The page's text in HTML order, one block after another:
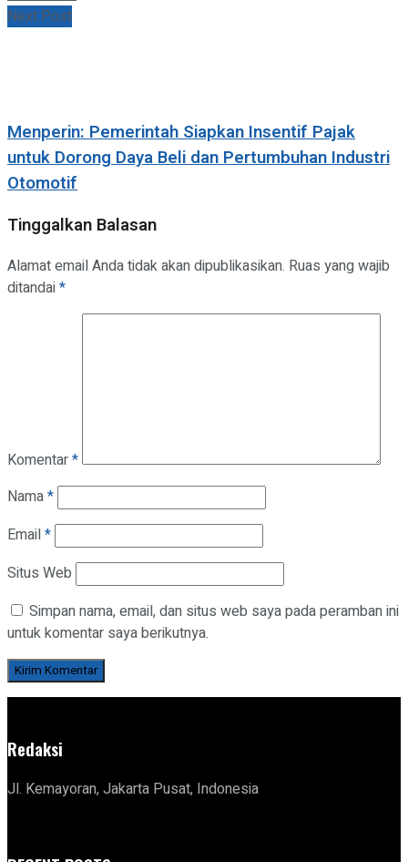
Next Post
Menperin: Pemerintah Siapkan Insentif Pajak
untuk Dorong Daya Beli dan Pertumbuhan Industri
Otomotif
Tinggalkan Balasan
Alamat email Anda tidak akan dipublikasikan. Ruas yang wajib
ditandai*
Komentar*
Nama*
Email*
Situs Web
Simpan nama, email, dan situs web saya pada peramban ini
untuk komentar saya berikutnya.
Redaksi
Jl. Kemayoran, Jakarta Pusat, Indonesia